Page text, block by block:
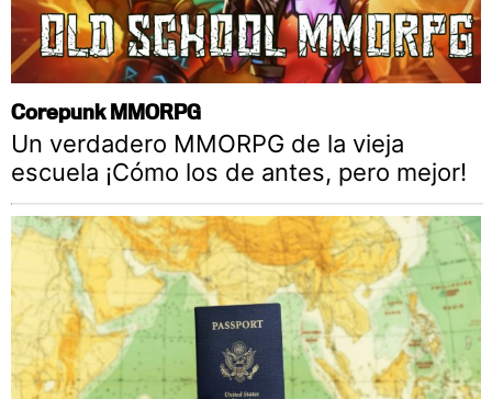
Corepunk MMORPG
Un verdadero MMORPG de la vieja
escuela ¡Cómo los de antes, pero mejor!